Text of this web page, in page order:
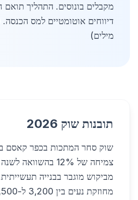
מילים)
תובנות שוק 2026
צמיחה של 12%
מביקוש מוגבר בבנייה